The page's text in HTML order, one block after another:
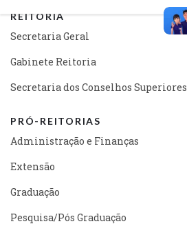
REITORIA
Secretaria Geral
Gabinete Reitoria
Secretaria dos Conselhos Superiores
PRÓ-REITORIAS
Administração e Finanças
Extensão
Graduação
Pesquisa/Pós Graduação